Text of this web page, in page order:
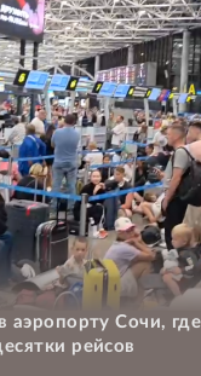
аэропорту Сочи,
рейсов